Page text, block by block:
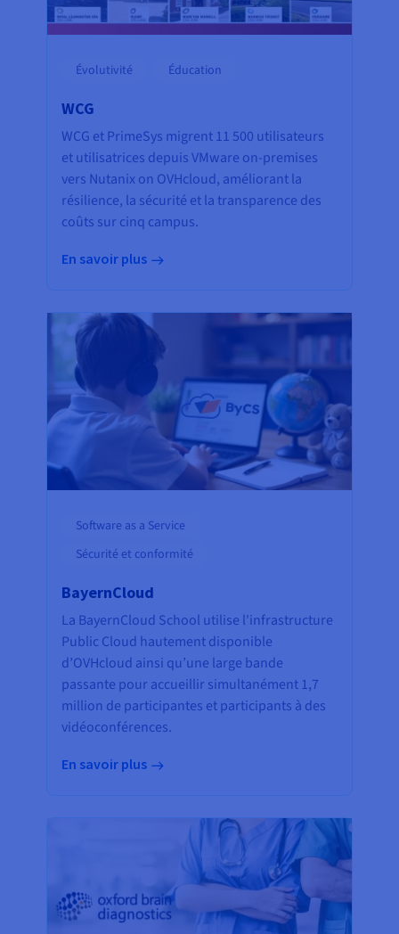
Évolutivité Éducation
WCG
WCG et PrimeSys migrent 11 500 utilisateurs
et utilisatrices depuis VMware on-premises
vers Nutanix on OVHcloud, améliorant la
résilience, la sécurité et la transparence des
coûts sur cinq campus.
En savoir plus
Software as a Service
Sécurité et conformité
BayernCloud
La BayernCloud School utilise l'infrastructure
Public Cloud hautement disponible
d’OVHcloud ainsi qu’une large bande
passante pour accueillir simultanément 1,7
million de participantes et participants à des
vidéoconférences.
En savoir plus